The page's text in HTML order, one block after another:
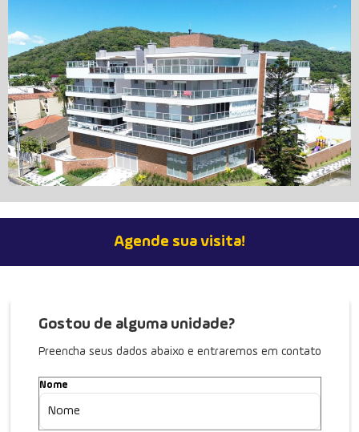
Cobertura em Condomínio no Caioba, 368 m²
5
368.38 m²
2
5
VENDAS
R$ 4.490.000,00
Agende sua visita!
Gostou de alguma unidade?
Preencha seus dados abaixo e entraremos em contato
Nome